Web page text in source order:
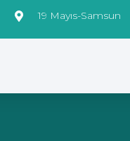
19 Mayıs-Samsun